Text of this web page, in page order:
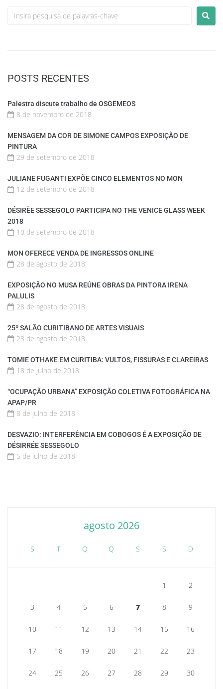
POSTS RECENTES
Palestra discute trabalho de OSGEMEOS
8 de novembro de 2018
MENSAGEM DA COR DE SIMONE CAMPOS EXPOSIÇÃO DE
PINTURA
29 de setembro de 2018
JULIANE FUGANTI EXPÕE CINCO ELEMENTOS NO MON
12 de setembro de 2018
DÉSIRÈE SESSEGOLO PARTICIPA NO THE VENICE GLASS WEEK
2018
10 de setembro de 2018
MON OFERECE VENDA DE INGRESSOS ONLINE
28 de agosto de 2018
EXPOSIÇÃO NO MUSA REÚNE OBRAS DA PINTORA IRENA
PALULIS
28 de agosto de 2018
25º SALÃO CURITIBANO DE ARTES VISUAIS
23 de agosto de 2018
TOMIE OTHAKE EM CURITIBA: VULTOS, FISSURAS E CLAREIRAS
18 de julho de 2018
“OCUPAÇÃO URBANA” EXPOSIÇÃO COLETIVA FOTOGRÁFICA NA
APAP/PR
8 de julho de 2018
DESVAZIO: INTERFERÊNCIA EM COBOGOS É A EXPOSIÇÃO DE
DÉSIRRÉE SESSEGOLO
5 de julho de 2018
agosto 2026
S T Q Q S S D
1 2
3 4 5 6 7 8 9
10 11 12 13 14 15 16
17 18 19 20 21 22 23
24 25 26 27 28 29 30